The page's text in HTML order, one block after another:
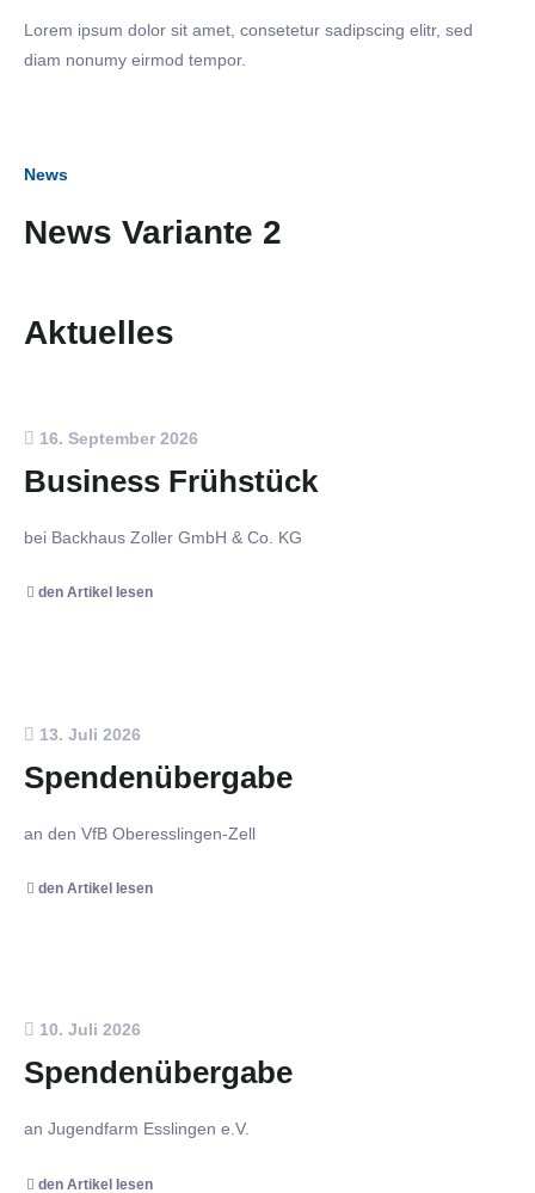
Lorem ipsum dolor sit amet, consetetur sadipscing elitr, sed
diam nonumy eirmod tempor.
News
News Variante 2
Aktuelles
16. September 2026
Business Frühstück
bei Backhaus Zoller GmbH & Co. KG
den Artikel lesen
13. Juli 2026
Spendenübergabe
an den VfB Oberesslingen-Zell
den Artikel lesen
10. Juli 2026
Spendenübergabe
an Jugendfarm Esslingen e.V.
den Artikel lesen